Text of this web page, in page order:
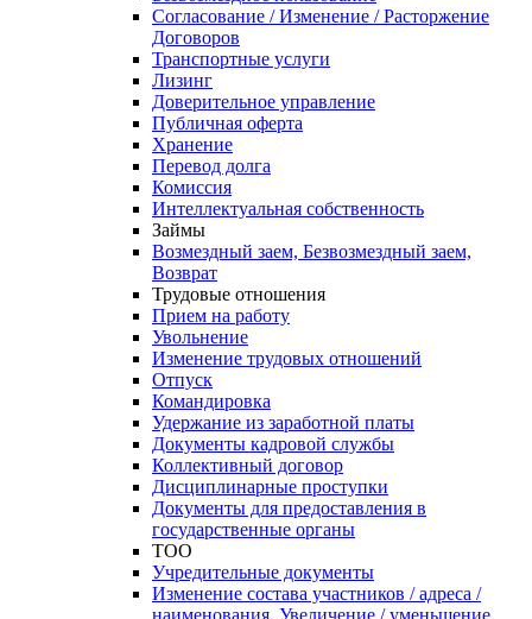
Согласование / Изменение / Расторжение
Договоров
Транспортные услуги
Лизинг
Доверительное управление
Публичная оферта
Хранение
Перевод долга
Комиссия
Интеллектуальная собственность
Займы
Возмездный заем, Безвозмездный заем,
Возврат
Трудовые отношения
Прием на работу
Увольнение
Изменение трудовых отношений
Отпуск
Командировка
Удержание из заработной платы
Документы кадровой службы
Коллективный договор
Дисциплинарные проступки
Документы для предоставления в
государственные органы
ТОО
Учредительные документы
Изменение состава участников / адреса /
наименования, Увеличение / уменьшение